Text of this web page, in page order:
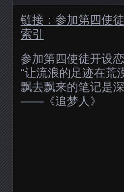
链接：参加第四使
索引
参加第四使徒开设
“让流浪的足迹在荒
飘去飘来的笔记是
——《追梦人》